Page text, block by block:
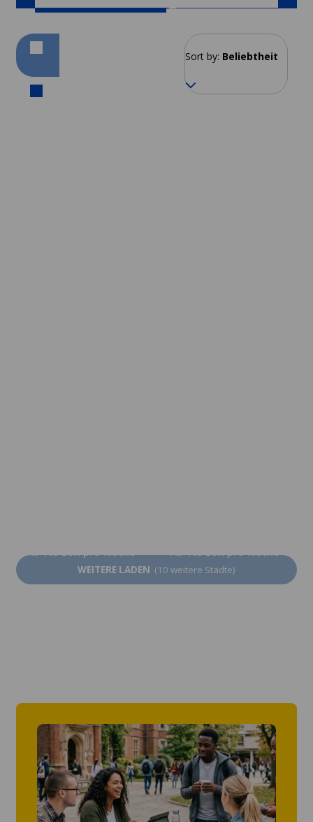
Sort by: Beliebtheit
Ab 105 EUR pro Woche Ab 105 EUR pro Woche
WEITERE LADEN (10 weitere Städte)